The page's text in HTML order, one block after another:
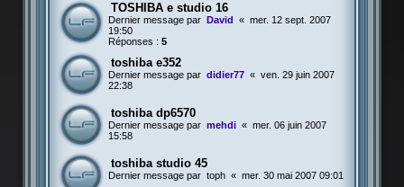
TOSHIBA e studio 16
Dernier message par David « mer. 12 sept. 2007
19:50
Réponses : 5
toshiba e352
Dernier message par didier77 « ven. 29 juin 2007
22:38
toshiba dp6570
Dernier message par mehdi « mer. 06 juin 2007
15:58
toshiba studio 45
Dernier message par toph « mer. 30 mai 2007 09:01